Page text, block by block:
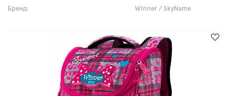
Бренд:
Winner / SkyName